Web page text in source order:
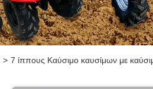
> 7 ίππους Καύσιμο καυσίμων με